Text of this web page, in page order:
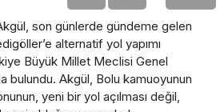
son günlerde gündeme gelen
alternatif yol yapımı
Büyük Millet Meclisi Genel
bulundu. Akgül, Bolu kamuoyunun
yeni bir yol açılması değil,